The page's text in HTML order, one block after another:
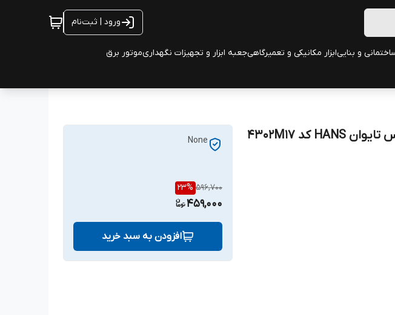
ورود | ثبت‌نام
ساختمانی و بناییابزار مکانیکی و تعمیرگاهیجعبه ابزار و تجهیزات نگهداریموتور برق
None
596,700
23%
459,000
افزودن به سبد خرید